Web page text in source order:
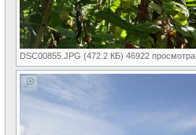
DSC00855.JPG (472.2 КБ) 46922 просмотра